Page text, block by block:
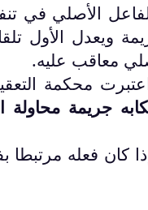
الأصلي في
الأول
معاقب عليه.
محكمة
جريمة محاولة
كان فعله مرتبطا